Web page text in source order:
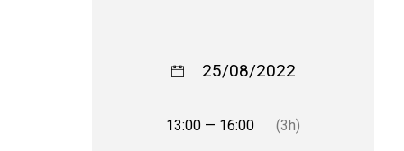
25/08/2022
13:00 — 16:00 (3h)